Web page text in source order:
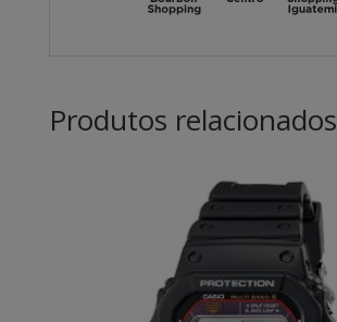
Produtos relacionados